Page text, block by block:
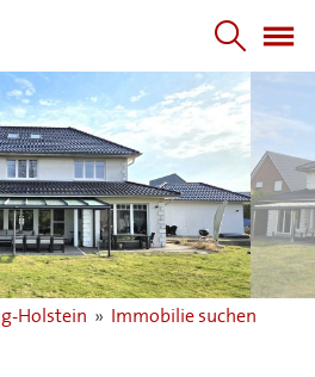
Holstein » Immobilie suchen